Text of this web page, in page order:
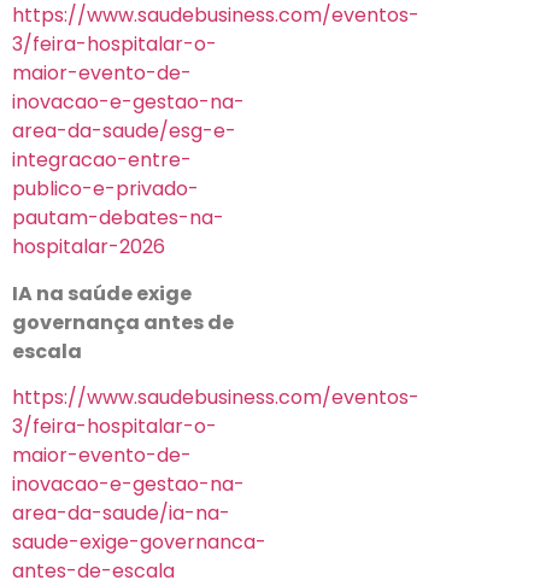
https://www.saudebusiness.com/eventos-
3/feira-hospitalar-o-
maior-evento-de-
inovacao-e-gestao-na-
area-da-saude/esg-e-
integracao-entre-
publico-e-privado-
pautam-debates-na-
hospitalar-2026
IA na saúde exige
governança antes de
escala
https://www.saudebusiness.com/eventos-
3/feira-hospitalar-o-
maior-evento-de-
inovacao-e-gestao-na-
area-da-saude/ia-na-
saude-exige-governanca-
antes-de-escala